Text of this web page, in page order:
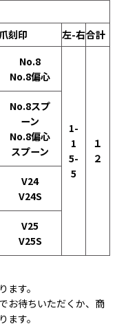
爪刻印 左-右合計
No.8
No.8偏心
1-
1
5-
5
１
２
No.8スプ
ーン
No.8偏心
スプーン
V24
V24S
V25
V25S
す。
お待ちいただくか、商
す。